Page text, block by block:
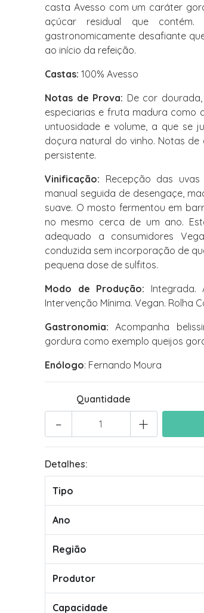
casta Avesso com um caráter
açúcar residual que
gastronomicamente desafiante
ao início da refeição.
Castas: 100% Avesso
Notas de Prova: De cor
especiarias e fruta madura como
untuosidade e volume, a que se
doçura natural do vinho. Notas
persistente.
Vinificação: Recepção das
manual seguida de desengaçe,
suave. O mosto fermentou em
no mesmo cerca de um ano.
adequado a consumidores
conduzida sem incorporação de
pequena dose de sulfitos.
Modo de Produção: Integrada.
Intervenção Mínima. Vegan. Rolha
Gastronomia: Acompanha
gordura como exemplo queijos
Enólogo: Fernando Moura
Quantidade
+
-
Detalhes:
Tipo
Ano
Região
Produtor
Capacidade